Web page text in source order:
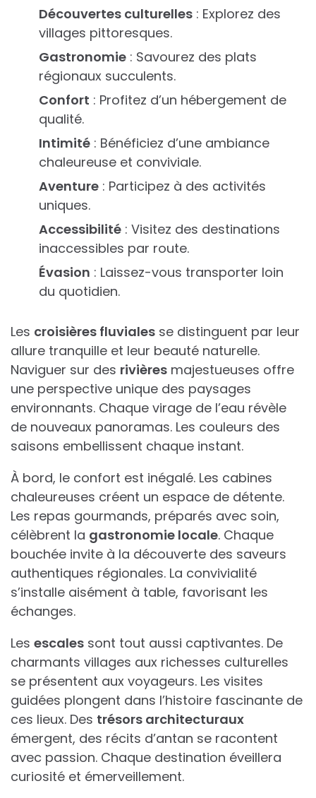
Découvertes culturelles : Explorez des
villages pittoresques.
Gastronomie : Savourez des plats
régionaux succulents.
Confort : Profitez d’un hébergement de
qualité.
Intimité : Bénéficiez d’une ambiance
chaleureuse et conviviale.
Aventure : Participez à des activités
uniques.
Accessibilité : Visitez des destinations
inaccessibles par route.
Évasion : Laissez-vous transporter loin
du quotidien.
Les croisières fluviales se distinguent par leur
allure tranquille et leur beauté naturelle.
Naviguer sur des rivières majestueuses offre
une perspective unique des paysages
environnants. Chaque virage de l’eau révèle
de nouveaux panoramas. Les couleurs des
saisons embellissent chaque instant.
À bord, le confort est inégalé. Les cabines
chaleureuses créent un espace de détente.
Les repas gourmands, préparés avec soin,
célèbrent la gastronomie locale. Chaque
bouchée invite à la découverte des saveurs
authentiques régionales. La convivialité
s’installe aisément à table, favorisant les
échanges.
Les escales sont tout aussi captivantes. De
charmants villages aux richesses culturelles
se présentent aux voyageurs. Les visites
guidées plongent dans l’histoire fascinante de
ces lieux. Des trésors architecturaux
émergent, des récits d’antan se racontent
avec passion. Chaque destination éveillera
curiosité et émerveillement.